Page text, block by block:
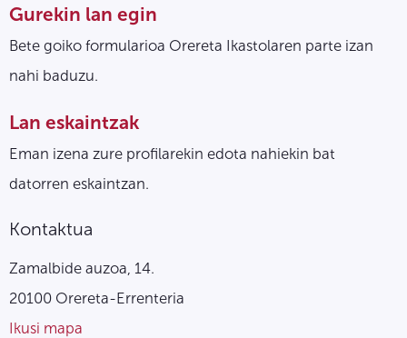
Gurekin lan egin
Bete goiko formularioa Orereta Ikastolaren parte izan
nahi baduzu.
Lan eskaintzak
Eman izena zure profilarekin edota nahiekin bat
datorren eskaintzan.
Kontaktua
Zamalbide auzoa, 14.
20100 Orereta-Errenteria
Ikusi mapa